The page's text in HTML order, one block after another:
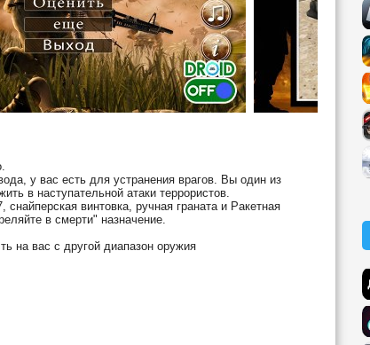
у вас есть для устранения врагов. Вы один из
в наступательной атаки террористов.
винтовка, ручная граната и Ракетная
в смерти" назначение.
на вас с другой диапазон оружия